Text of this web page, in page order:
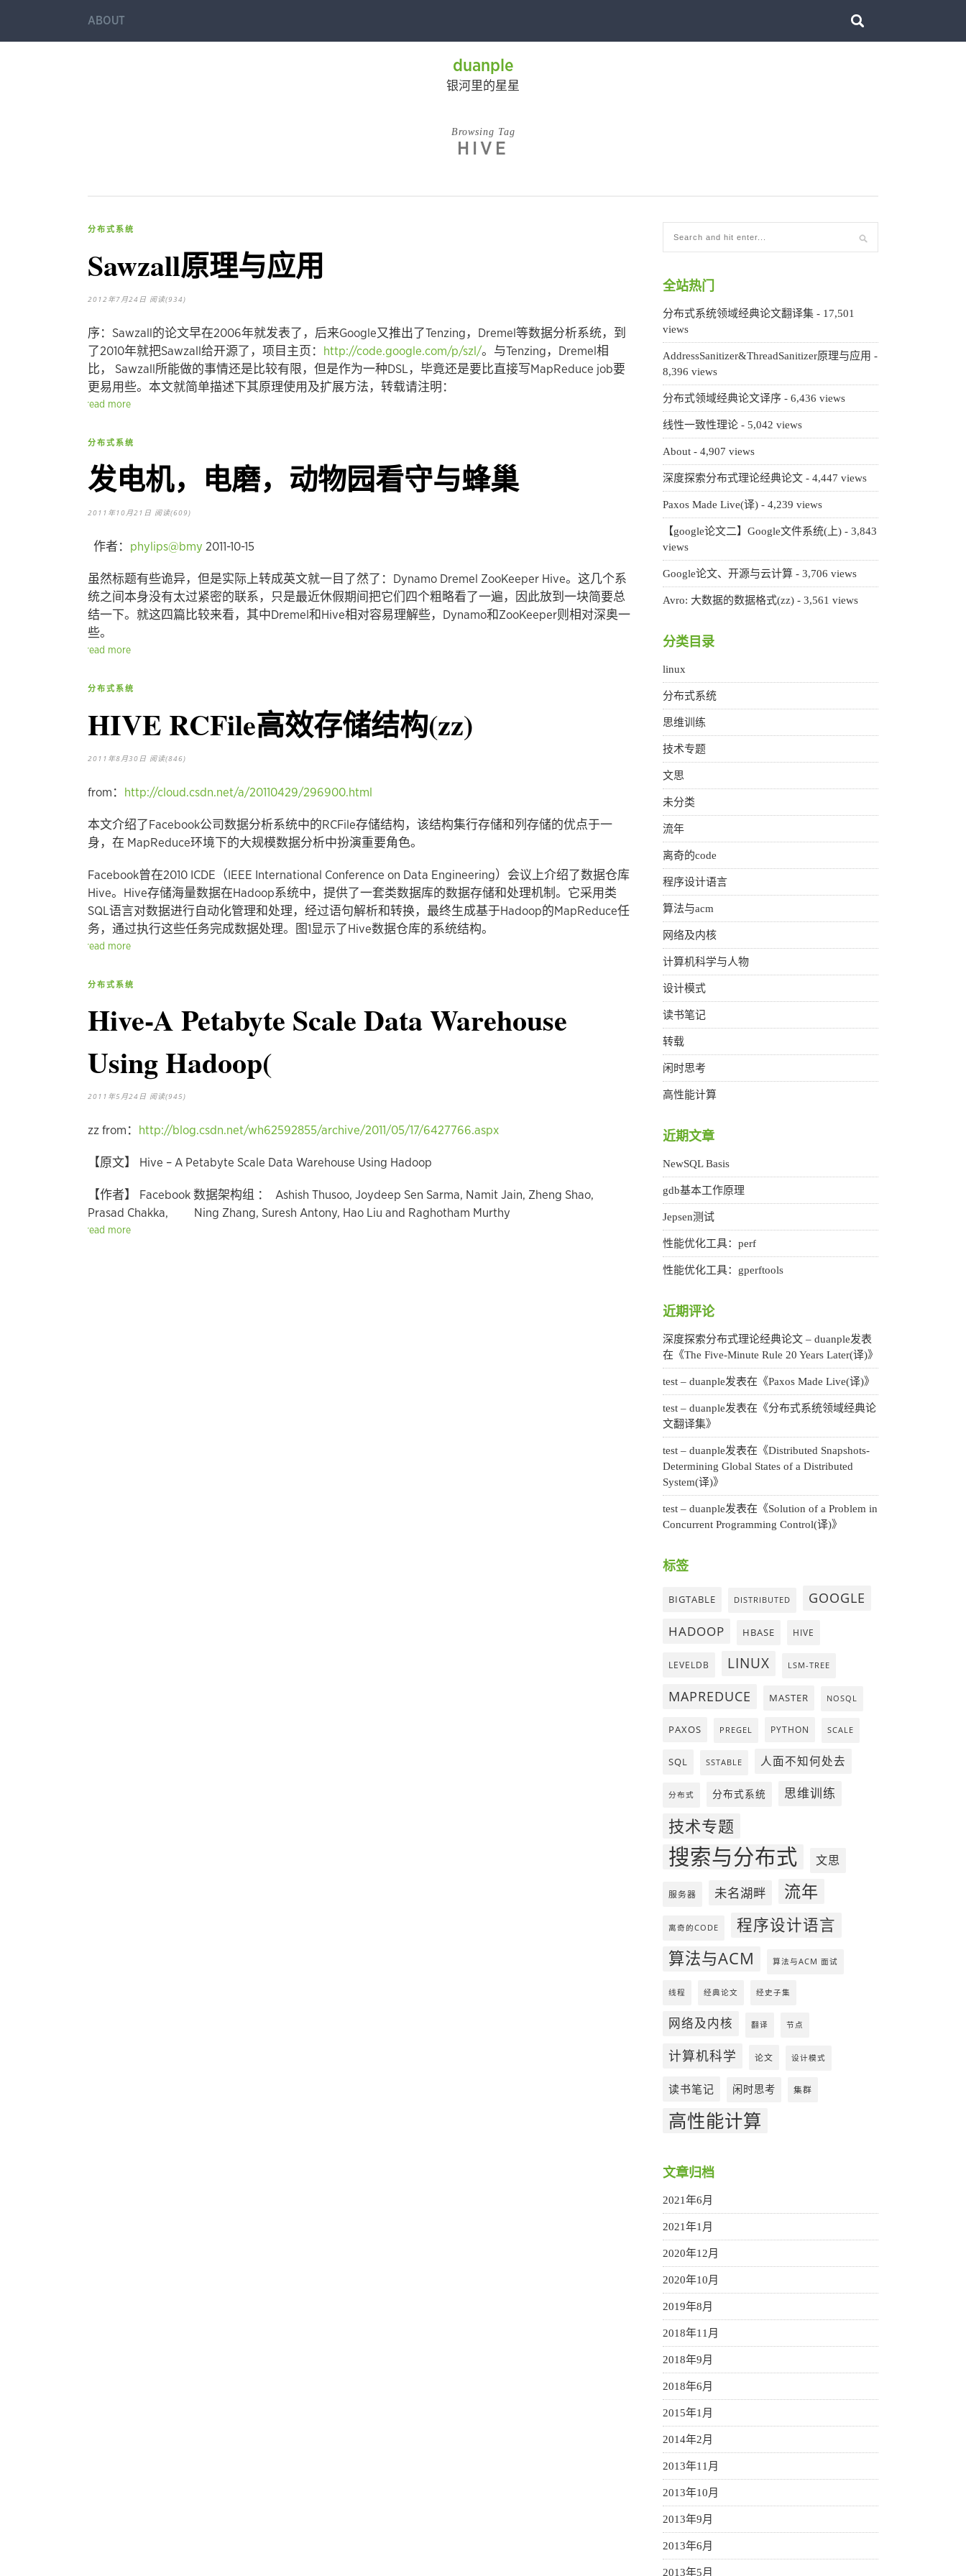
ABOUT
duanple
银河里的星星
Browsing Tag
HIVE
分布式系统
Sawzall原理与应用
2012年7月24日 阅读(934)
序：Sawzall的论文早在2006年就发表了，后来Google又推出了Tenzing，Dremel等数据分析系统，到
了2010年就把Sawzall给开源了，项目主页：
http://code.google.com/p/szl/。与Tenzing，Dremel相
比， Sawzall所能做的事情还是比较有限，但是作为一种DSL，毕竟还是要比直接写MapReduce job要
更易用些。本文就简单描述下其原理使用及扩展方法，转载请注明：
read more
分布式系统
发电机，电磨，动物园看守与蜂巢
2011年10月21日 阅读(609)
作者： phylips@bmy 2011-10-15
虽然标题有些诡异，但是实际上转成英文就一目了然了：Dynamo Dremel ZooKeeper Hive。这几个系
统之间本身没有太过紧密的联系，只是最近休假期间把它们四个粗略看了一遍，因此放到一块简要总
结一下。就这四篇比较来看，其中Dremel和Hive相对容易理解些，Dynamo和ZooKeeper则相对深奥一
些。
read more
分布式系统
HIVE RCFile高效存储结构(zz)
2011年8月30日 阅读(846)
from： http://cloud.csdn.net/a/20110429/296900.html
本文介绍了Facebook公司数据分析系统中的RCFile存储结构，该结构集行存储和列存储的优点于一
身，在 MapReduce环境下的大规模数据分析中扮演重要角色。
Facebook曾在2010 ICDE（IEEE International Conference on Data Engineering）会议上介绍了数据仓库
Hive。Hive存储海量数据在Hadoop系统中，提供了一套类数据库的数据存储和处理机制。它采用类
SQL语言对数据进行自动化管理和处理，经过语句解析和转换，最终生成基于Hadoop的MapReduce任
务，通过执行这些任务完成数据处理。图1显示了Hive数据仓库的系统结构。
read more
分布式系统
Hive-A Petabyte Scale Data Warehouse
Using Hadoop(
2011年5月24日 阅读(945)
zz from： http://blog.csdn.net/wh62592855/archive/2011/05/17/6427766.aspx
【原文】 Hive – A Petabyte Scale Data Warehouse Using Hadoop
【作者】 Facebook 数据架构组 ： Ashish Thusoo, Joydeep Sen Sarma, Namit Jain, Zheng Shao,
Prasad Chakka, Ning Zhang, Suresh Antony, Hao Liu and Raghotham Murthy
read more
全站热门
分布式系统领域经典论文翻译集 - 17,501
views
AddressSanitizer&ThreadSanitizer原理与应用 -
8,396 views
分布式领域经典论文译序 - 6,436 views
线性一致性理论 - 5,042 views
About - 4,907 views
深度探索分布式理论经典论文 - 4,447 views
Paxos Made Live(译) - 4,239 views
【google论文二】Google文件系统(上) - 3,843
views
Google论文、开源与云计算 - 3,706 views
Avro: 大数据的数据格式(zz) - 3,561 views
分类目录
linux
分布式系统
思维训练
技术专题
文思
未分类
流年
离奇的code
程序设计语言
算法与acm
网络及内核
计算机科学与人物
设计模式
读书笔记
转载
闲时思考
高性能计算
近期文章
NewSQL Basis
gdb基本工作原理
Jepsen测试
性能优化工具：perf
性能优化工具：gperftools
近期评论
深度探索分布式理论经典论文 – duanple发表
在《The Five-Minute Rule 20 Years Later(译)》
test – duanple发表在《Paxos Made Live(译)》
test – duanple发表在《分布式系统领域经典论
文翻译集》
test – duanple发表在《Distributed Snapshots-
Determining Global States of a Distributed
System(译)》
test – duanple发表在《Solution of a Problem in
Concurrent Programming Control(译)》
标签
BIGTABLE DISTRIBUTED GOOGLE
HADOOP HBASE HIVE
LEVELDB LINUX LSM-TREE
MAPREDUCE MASTER NOSQL
PAXOS PREGEL PYTHON SCALE
SQL SSTABLE 人面不知何处去
分布式 分布式系统 思维训练
技术专题
搜索与分布式 文思
服务器 未名湖畔 流年
离奇的CODE 程序设计语言
算法与ACM 算法与ACM 面试
线程 经典论文 经史子集
网络及内核 翻译 节点
计算机科学 论文 设计模式
读书笔记 闲时思考 集群
高性能计算
文章归档
2021年6月
2021年1月
2020年12月
2020年10月
2019年8月
2018年11月
2018年9月
2018年6月
2015年1月
2014年2月
2013年11月
2013年10月
2013年9月
2013年6月
2013年5月